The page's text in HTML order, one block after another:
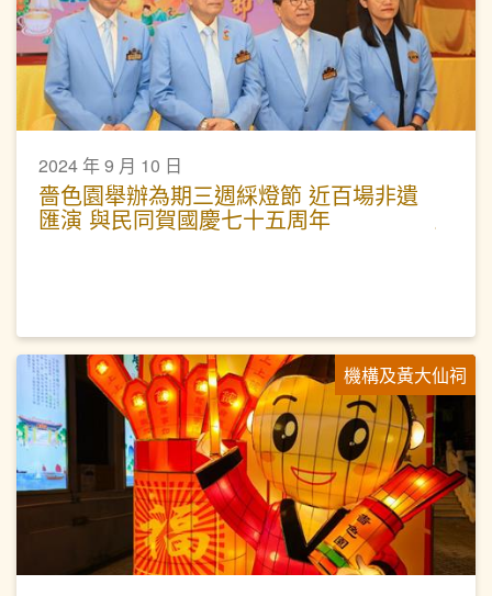
2024 年 9 月 10 日
嗇色園舉辦為期三週綵燈節 近百場非遺
匯演 與民同賀國慶七十五周年
機構及黃大仙祠